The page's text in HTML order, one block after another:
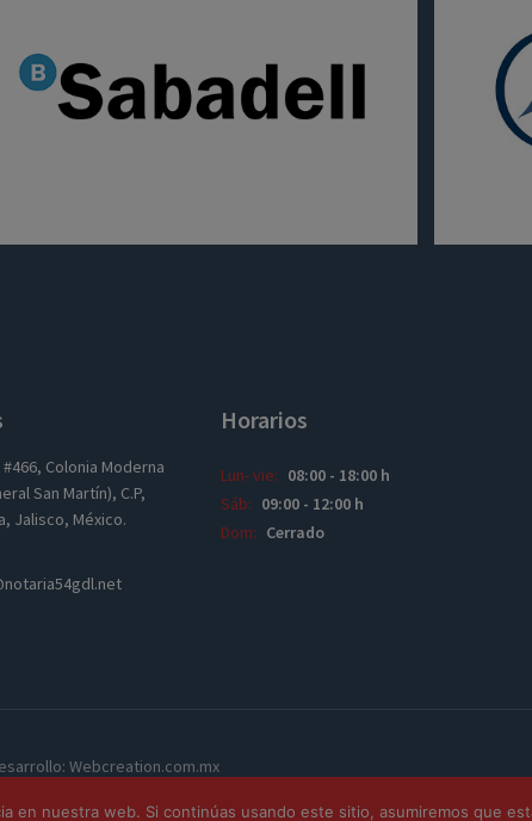
Colonia Moderna
San Martín), C.P,
Jalisco, México.
Horarios
Lun- vie: 08:00 - 18:00 h
Sáb: 09:00 - 12:00 h
Dom: Cerrado
Webcreation.com.mx
en nuestra web. Si continúas usando este sitio, asumiremos que